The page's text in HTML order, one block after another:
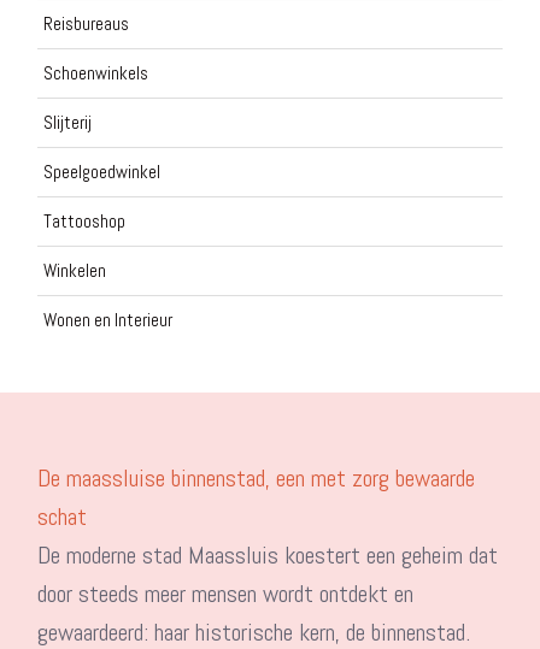
Reisbureaus
Schoenwinkels
Slijterij
Speelgoedwinkel
Tattooshop
Winkelen
Wonen en Interieur
De maassluise binnenstad, een met zorg bewaarde
schat
De moderne stad Maassluis koestert een geheim dat
door steeds meer mensen wordt ontdekt en
gewaardeerd: haar historische kern, de binnenstad.